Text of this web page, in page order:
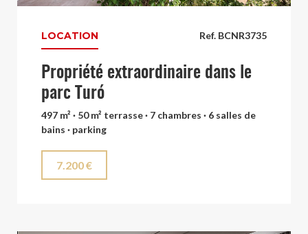
Ref. BCNR3735
LOCATION
Propriété extraordinaire dans le
parc Turó
497 m² · 50 m² terrasse · 7 chambres · 6 salles de
bains · parking
7.200 €